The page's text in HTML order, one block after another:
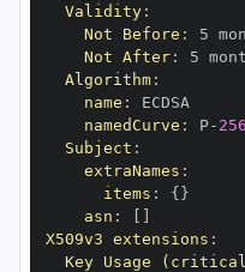
Validity:
Not Before : 5
Not After: 5
Algorithm:
name :
namedCurve : P- 256
Subject :
extraNames :
items : { }
asn :
X509v3 extensions :
Key Usage